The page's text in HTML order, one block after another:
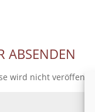
ABSENDEN
wird nicht